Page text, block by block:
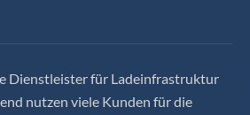
Dienstleister für Ladeinfrastruktur
nutzen viele Kunden für die